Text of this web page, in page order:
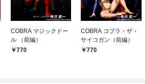
COBRA マジックドー
ル （前編）
770
COBRA コブラ・ザ・
サイコガン（前編）
770